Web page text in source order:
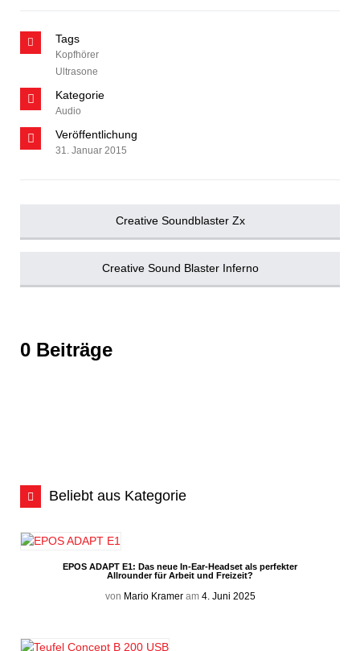
Tags
Kopfhörer
Ultrasone
Kategorie
Audio
Veröffentlichung
31. Januar 2015
Creative Soundblaster Zx
Creative Sound Blaster Inferno
0 Beiträge
Beliebt aus Kategorie
EPOS ADAPT E1: Das neue In-Ear-Headset als perfekter
Allrounder für Arbeit und Freizeit?
von Mario Krameram 4. Juni 2025